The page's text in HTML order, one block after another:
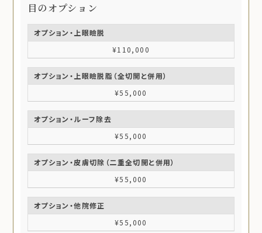
目のオプション
オプション・上眼瞼脱
¥110,000
オプション・上眼瞼脱脂（全切開と併用）
¥55,000
オプション・ルーフ除去
¥55,000
オプション・皮膚切除（二重全切開と併用）
¥55,000
オプション・他院修正
¥55,000